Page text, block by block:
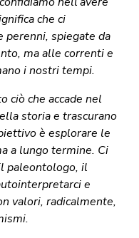
che ci
perenni, spiegate da
ma alle correnti e
i nostri tempi.
ciò che accade nel
storia e trascurano
è esplorare le
a lungo termine. Ci
paleontologo, il
e
valori, radicalmente,